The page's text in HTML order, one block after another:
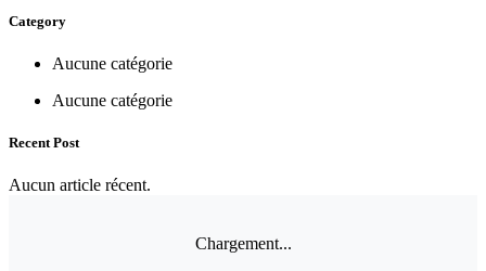
Category
Aucune catégorie
Aucune catégorie
Recent Post
Aucun article récent.
Chargement...